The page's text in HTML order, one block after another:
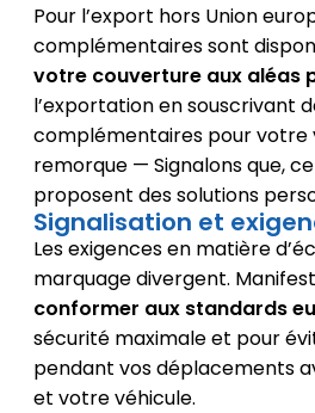
Pour l’export hors Union
complémentaires sont
votre couverture aux aléas
l’exportation en souscrivant
complémentaires pour votre
remorque — Signalons que,
proposent des solutions
Signalisation et
Les exigences en matière
marquage divergent.
conformer aux standards
sécurité maximale et pour
pendant vos déplacements
et votre véhicule.